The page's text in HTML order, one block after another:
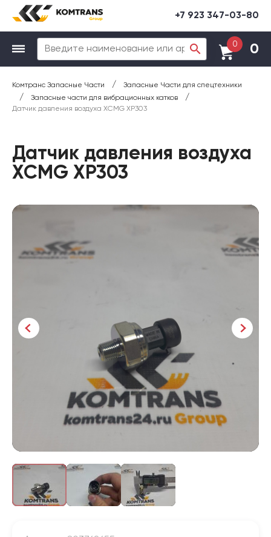
+7 923 347-03-80
0 0
Комтранс Запасные Части / Запасные Части для спецтехники
/ Запасные части для вибрационных катков /
Датчик давления воздуха XCMG XP303
Датчик давления воздуха
XCMG XP303